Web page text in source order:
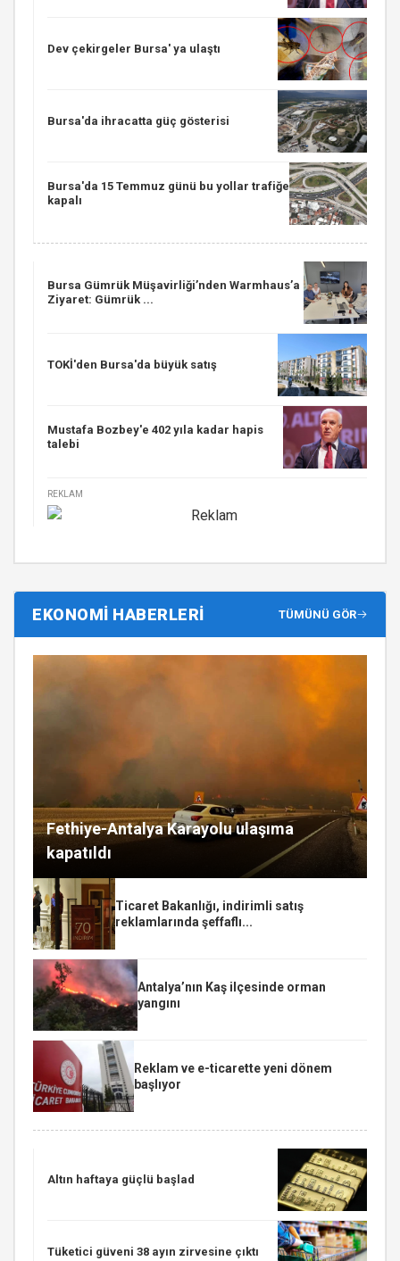
Dev çekirgeler Bursa' ya ulaştı
Bursa'da ihracatta güç gösterisi
Bursa'da 15 Temmuz günü bu yollar trafiğe
kapalı
Bursa Gümrük Müşavirliği’nden Warmhaus’a
Ziyaret: Gümrük ...
TOKİ'den Bursa'da büyük satış
Mustafa Bozbey'e 402 yıla kadar hapis
talebi
REKLAM
EKONOMİ HABERLERİ TÜMÜNÜ GÖR
Fethiye-Antalya Karayolu ulaşıma
kapatıldı
Ticaret Bakanlığı, indirimli satış
reklamlarında şeffaflı...
Antalya’nın Kaş ilçesinde orman
yangını
Reklam ve e-ticarette yeni dönem
başlıyor
Altın haftaya güçlü başlad
Tüketici güveni 38 ayın zirvesine çıktı